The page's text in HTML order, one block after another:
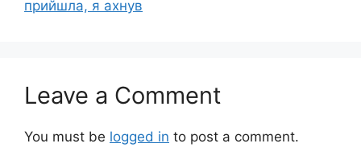
прийшла, я ахнув
Leave a Comment
You must be logged in to post a comment.